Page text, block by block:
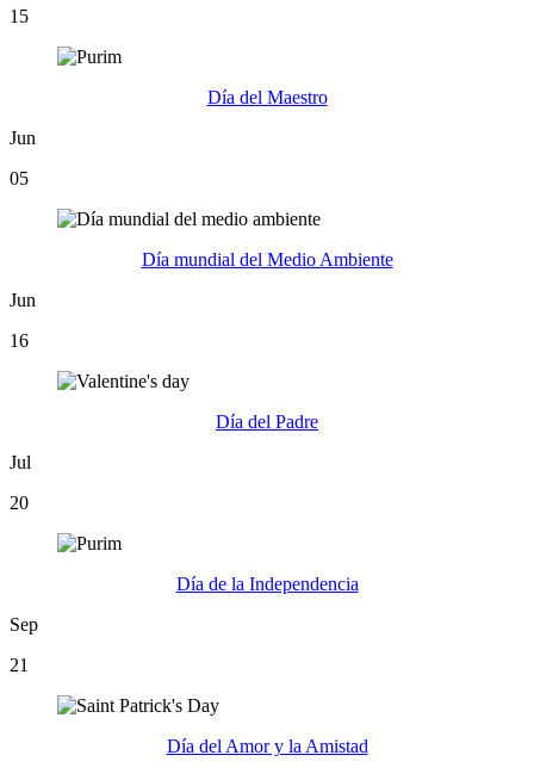
15
Día del Maestro
Jun
05
Día mundial del Medio Ambiente
Jun
16
Día del Padre
Jul
20
Día de la Independencia
Sep
21
Día del Amor y la Amistad